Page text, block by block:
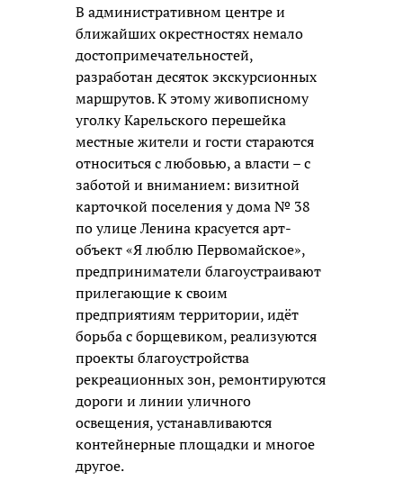
В административном центре и
ближайших окрестностях немало
достопримечательностей,
разработан десяток экскурсионных
маршрутов. К этому живописному
уголку Карельского перешейка
местные жители и гости стараются
относиться с любовью, а власти – с
заботой и вниманием: визитной
карточкой поселения у дома № 38
по улице Ленина красуется арт-
объект «Я люблю Первомайское»,
предприниматели благоустраивают
прилегающие к своим
предприятиям территории, идёт
борьба с борщевиком, реализуются
проекты благоустройства
рекреационных зон, ремонтируются
дороги и линии уличного
освещения, устанавливаются
контейнерные площадки и многое
другое.